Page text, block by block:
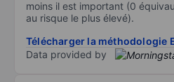
moins il est important (0
au risque le plus élevé).
Télécharger la méthodologie
Data provided by